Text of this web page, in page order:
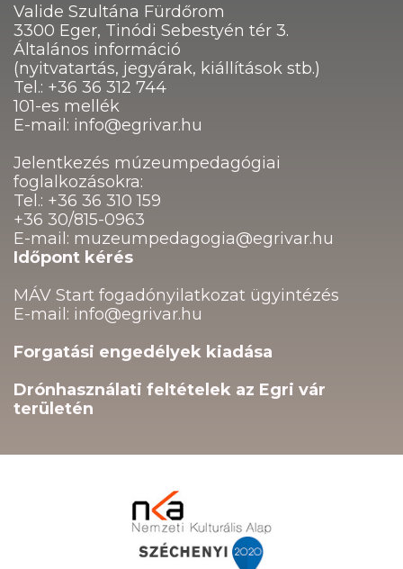
Valide Szultána Fürdőrom
3300 Eger, Tinódi Sebestyén tér 3.
Általános információ
(nyitvatartás, jegyárak, kiállítások stb.)
Tel.: +36 36 312 744
101-es mellék
E-mail: info@egrivar.hu
Jelentkezés múzeumpedagógiai
foglalkozásokra:
Tel.: +36 36 310 159
+36 30/815-0963
E-mail: muzeumpedagogia@egrivar.hu
Időpont kérés
MÁV Start fogadónyilatkozat ügyintézés
E-mail: info@egrivar.hu
Forgatási engedélyek kiadása
Drónhasználati feltételek az Egri vár
területén